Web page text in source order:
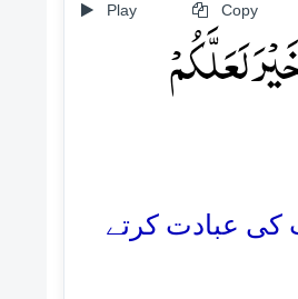
Play Copy
لَعَلَّکُمۡ
کی عبادت کرتے